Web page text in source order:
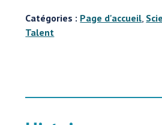
Catégories : Page d'accueil
Talent